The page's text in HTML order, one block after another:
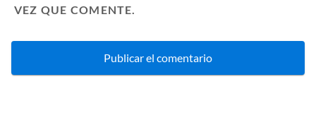
VEZ QUE COMENTE.